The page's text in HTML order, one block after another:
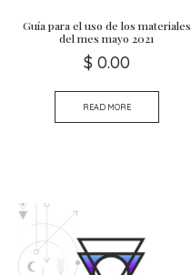
Guía para el uso de los materiales
del mes mayo 2021
$ 0.00
READ MORE